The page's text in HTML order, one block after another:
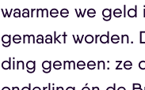
waarmee we geld
gemaakt worden.
ding gemeen: ze